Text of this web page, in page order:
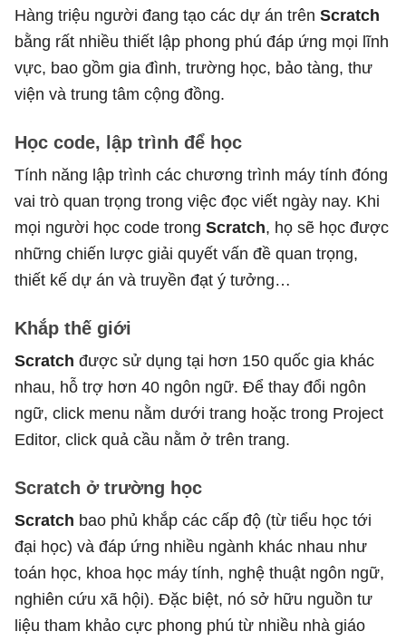
Hàng triệu người đang tạo các dự án trên Scratch
bằng rất nhiều thiết lập phong phú đáp ứng mọi lĩnh
vực, bao gồm gia đình, trường học, bảo tàng, thư
viện và trung tâm cộng đồng.
Học code, lập trình để học
Tính năng lập trình các chương trình máy tính đóng
vai trò quan trọng trong việc đọc viết ngày nay. Khi
mọi người học code trong Scratch, họ sẽ học được
những chiến lược giải quyết vấn đề quan trọng,
thiết kế dự án và truyền đạt ý tưởng…
Khắp thế giới
Scratch được sử dụng tại hơn 150 quốc gia khác
nhau, hỗ trợ hơn 40 ngôn ngữ. Để thay đổi ngôn
ngữ, click menu nằm dưới trang hoặc trong Project
Editor, click quả cầu nằm ở trên trang.
Scratch ở trường học
Scratch bao phủ khắp các cấp độ (từ tiểu học tới
đại học) và đáp ứng nhiều ngành khác nhau như
toán học, khoa học máy tính, nghệ thuật ngôn ngữ,
nghiên cứu xã hội). Đặc biệt, nó sở hữu nguồn tư
liệu tham khảo cực phong phú từ nhiều nhà giáo